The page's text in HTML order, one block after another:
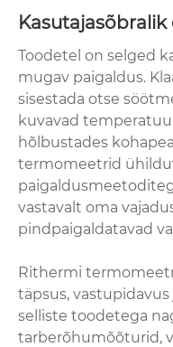
Kasutajasõbralik
Toodetel on selged
mugav paigaldus.
sisestada otse
kuvavad
hõlbustades
termomeetrid
vastavalt oma
pindpaigaldatavad
Rithermi
täpsus,
selliste toodetega
tarberõhumõõturid,